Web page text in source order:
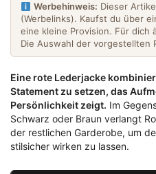
Werbehinweis: Dieser
(Werbelinks). Kaufst du über
eine kleine Provision. Für dich
Die Auswahl der vorgestellten
Eine rote Lederjacke
Statement zu setzen, das
Persönlichkeit zeigt. Im
Schwarz oder Braun verlangt
der restlichen Garderobe, um
stilsicher wirken zu lassen.